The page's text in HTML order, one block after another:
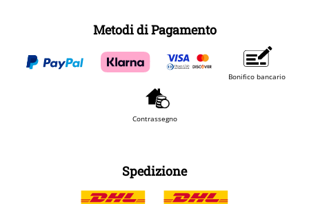
Metodi di Pagamento
Bonifico bancario
Contrassegno
Spedizione